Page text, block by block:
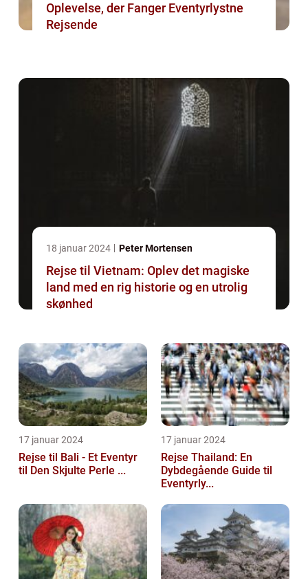
Oplevelse, der Fanger Eventyrlystne
Rejsende
18 januar 2024 Peter Mortensen
Rejse til Vietnam: Oplev det magiske
land med en rig historie og en utrolig
skønhed
17 januar 2024
Rejse til Bali - Et Eventyr
til Den Skjulte Perle ...
17 januar 2024
Rejse Thailand: En
Dybdegående Guide til
Eventyrly...